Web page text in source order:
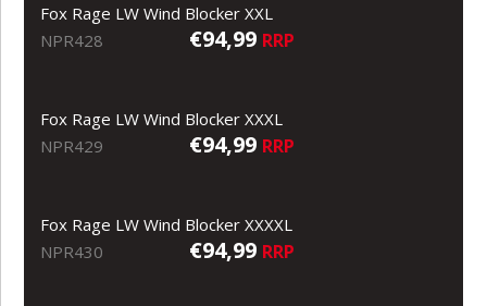
Fox Rage LW Wind Blocker XXL
NPR428
€94,99 RRP
Fox Rage LW Wind Blocker XXXL
NPR429
€94,99 RRP
Fox Rage LW Wind Blocker XXXXL
NPR430
€94,99 RRP